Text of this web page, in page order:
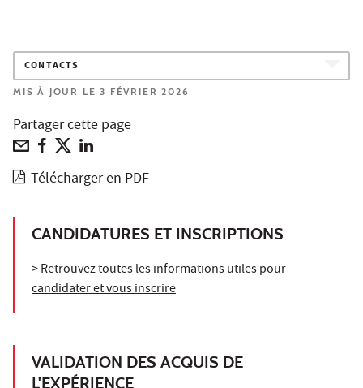
CONTACTS
MIS À JOUR LE 3 FÉVRIER 2026
Partager cette page
Télécharger en PDF
CANDIDATURES ET INSCRIPTIONS
> Retrouvez toutes les informations utiles pour
candidater et vous inscrire
VALIDATION DES ACQUIS DE
L'EXPÉRIENCE